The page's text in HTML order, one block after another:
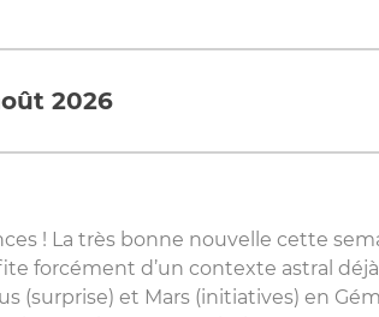
2026
! La très bonne nouvelle cette
forcément d’un contexte astral
(surprise) et Mars (initiatives) en